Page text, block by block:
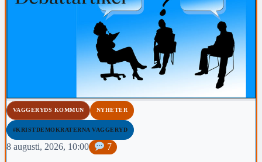
VAGGERYDS KOMMUN NYHETER
#KRISTDEMOKRATERNA VAGGERYD
8 augusti, 2026, 10:00 7